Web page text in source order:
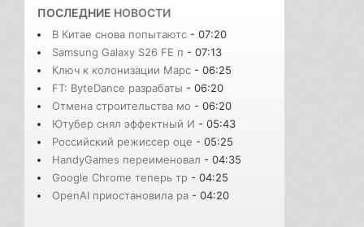
ПОСЛЕДНИЕ НОВОСТИ
В Китае снова попытаютс - 07:20
Samsung Galaxy S26 FE п - 07:13
Ключ к колонизации Марс - 06:25
FT: ByteDance разрабаты - 06:20
Отмена строительства мо - 06:20
Ютубер снял эффектный И - 05:43
Российский режиссер оце - 05:25
HandyGames переименовал - 04:35
Google Chrome теперь тр - 04:25
OpenAI приостановила ра - 04:20